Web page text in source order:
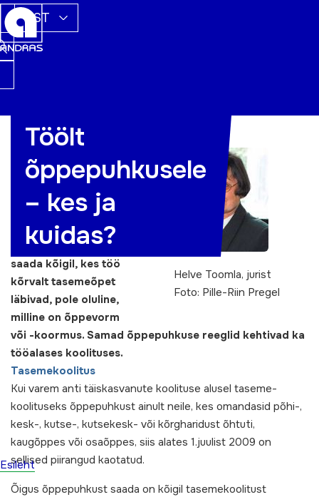
EST
Esileht
Töölt
õppepuhkusele
– kes ja
kuidas?
Helve Toomla, jurist
Foto: Pille-Riin Pregel
Möödunud aasta tõi
olulisi muudatusi
õppepuh- kuse
andmisse ja
tasustamisse. Nüüd on
õigus õppepuhkust
saada kõigil, kes töö
kõrvalt tasemeõpet
läbivad, pole oluline,
milline on õppevorm
või -koormus. Samad õppepuhkuse reeglid kehtivad ka
tööalases koolituses.
Tasemekoolitus
Kui varem anti täiskasvanute koolituse alusel taseme-
koolituseks õppepuhkust ainult neile, kes omandasid põhi-,
kesk-, kutse-, kutsekesk- või kõrgharidust õhtuti,
kaugõppes või osaõppes, siis alates 1.juulist 2009 on
sellised piirangud kaotatud.
Õigus õppepuhkust saada on kõigil tasemekoolitust